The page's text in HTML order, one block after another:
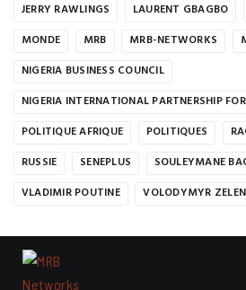
JERRY RAWLINGS
LAURENT GBAGBO
MONDE
MRB MRB-NETWORKS
NIGERIA BUSINESS COUNCIL
NIGERIA INTERNATIONAL PARTNERSHIP
POLITIQUE AFRIQUE
POLITIQUES
RUSSIE
SENEPLUS SOULEYMANE
VLADIMIR POUTINE
VOLODYMYR